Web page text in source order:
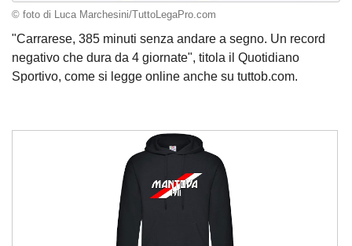
© foto di Luca Marchesini/TuttoLegaPro.com
"Carrarese, 385 minuti senza andare a segno. Un record
negativo che dura da 4 giornate", titola il Quotidiano
Sportivo, come si legge online anche su tuttob.com.